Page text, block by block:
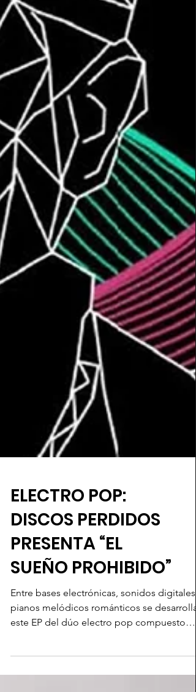
ELECTRO POP:
DISCOS PERDIDOS
PRESENTA “EL
SUEÑO PROHIBIDO”
Entre bases electrónicas, sonidos digitales y
pianos melódicos románticos se desarrolla